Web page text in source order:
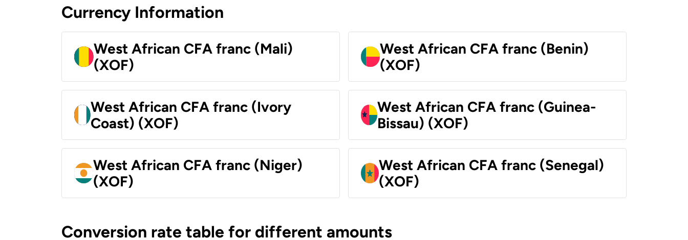
Currency Information
West African CFA franc (Mali)
(XOF)
West African CFA franc (Benin)
(XOF)
West African CFA franc (Ivory
Coast) (XOF)
West African CFA franc (Guinea-
Bissau) (XOF)
West African CFA franc (Niger)
(XOF)
West African CFA franc (Senegal)
(XOF)
Conversion rate table for different amounts